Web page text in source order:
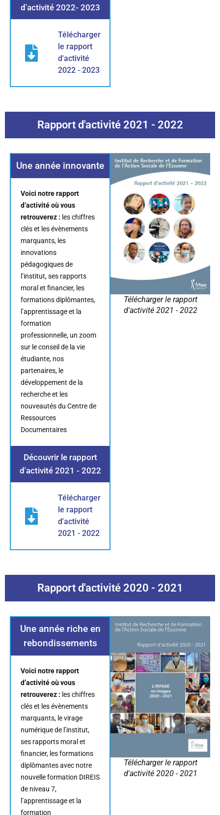
d'activité 2022- 2023
Télécharger
le rapport
d'activité
2022 - 2023
Rapport d'activité 2021 - 2022
Une année innovante
Voici notre rapport
d’activité où vous
retrouverez : les chiffres
clés et les évènements
marquants, les
innovations
pédagogiques de
l’institut, ses rapports
moral et financier, les
formations diplômantes,
l’apprentissage et la
formation
professionnelle, un zoom
sur le conseil de la vie
étudiante, nos
partenaires, le
développement de la
recherche et les
nouveautés du Centre de
Ressources
Documentaires
Découvrir le rapport
d'activité 2021 - 2022
Télécharger
le rapport
d'activité
2021 - 2022
Télécharger le rapport
d'activité 2021 - 2022
Rapport d'activité 2020 - 2021
Une année riche en
rebondissements
Voici notre rapport
d’activité où vous
retrouverez : les chiffres
clés et les évènements
marquants, le virage
numérique de l’institut,
ses rapports moral et
financier, les formations
diplômantes avec notre
nouvelle formation DIREIS
de niveau 7,
l’apprentissage et la
formation
Télécharger le rapport
d'activité 2020 - 2021